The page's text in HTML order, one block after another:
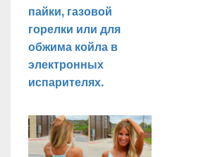
пайки, газовой
горелки или для
обжима койла в
электронных
испарителях.